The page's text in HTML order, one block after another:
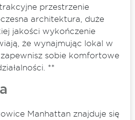
przestrzenie
architektura, duże
jakości wykończenie
że wynajmując lokal w
sobie komfortowe
**
Manhattan znajduje się